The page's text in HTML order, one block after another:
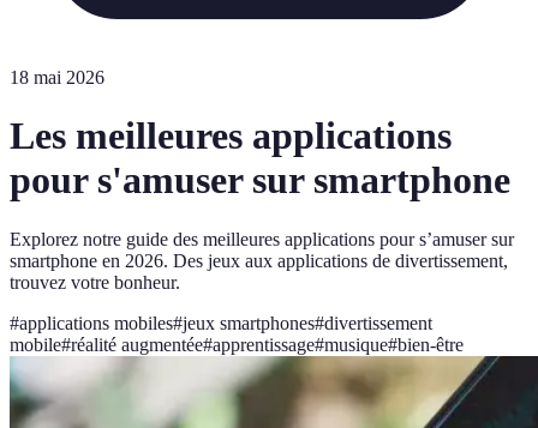
18 mai 2026
Les meilleures applications
pour s'amuser sur smartphone
Explorez notre guide des meilleures applications pour s’amuser sur
smartphone en 2026. Des jeux aux applications de divertissement,
trouvez votre bonheur.
#applications mobiles#jeux smartphones#divertissement
mobile#réalité augmentée#apprentissage#musique#bien-être